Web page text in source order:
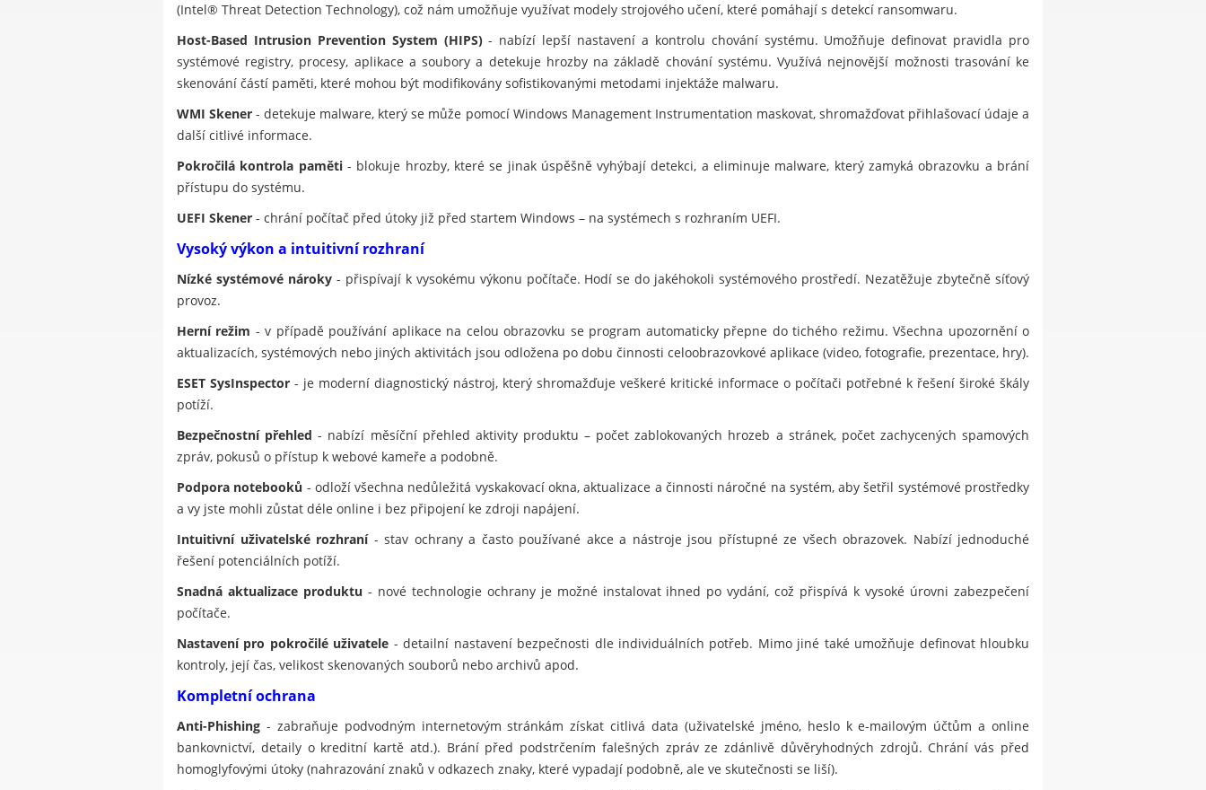
(Intel® Threat Detection Technology), což nám umožňuje využívat modely strojového učení, které pomáhají s detekcí ransomwaru.
Host-Based Intrusion Prevention System (HIPS)- nabízí lepší nastavení a kontrolu chování systému. Umožňuje definovat pravidla pro
systémové registry, procesy, aplikace a soubory a detekuje hrozby na základě chování systému. Využívá nejnovější možnosti trasování ke
skenování částí paměti, které mohou být modifikovány sofistikovanými metodami injektáže malwaru.
WMI Skener - detekuje malware, který se může pomocí Windows Management Instrumentation maskovat, shromažďovat přihlašovací údaje a
další citlivé informace.
Pokročilá kontrola paměti- blokuje hrozby, které se jinak úspěšně vyhýbají detekci, a eliminuje malware, který zamyká obrazovku a brání
přístupu do systému.
UEFI Skener - chrání počítač před útoky již před startem Windows – na systémech s rozhraním UEFI.
Vysoký výkon a intuitivní rozhraní
Nízké systémové nároky- přispívají k vysokému výkonu počítače. Hodí se do jakéhokoli systémového prostředí. Nezatěžuje zbytečně síťový
provoz.
Herní režim - v případě používání aplikace na celou obrazovku se program automaticky přepne do tichého režimu. Všechna upozornění o
aktualizacích, systémových nebo jiných aktivitách jsou odložena po dobu činnosti celoobrazovkové aplikace (video, fotografie, prezentace, hry).
ESET SysInspector - je moderní diagnostický nástroj, který shromažďuje veškeré kritické informace o počítači potřebné k řešení široké škály
potíží.
Bezpečnostní přehled - nabízí měsíční přehled aktivity produktu – počet zablokovaných hrozeb a stránek, počet zachycených spamových
zpráv, pokusů o přístup k webové kameře a podobně.
Podpora notebooků - odloží všechna nedůležitá vyskakovací okna, aktualizace a činnosti náročné na systém, aby šetřil systémové prostředky
a vy jste mohli zůstat déle online i bez připojení ke zdroji napájení.
Intuitivní uživatelské rozhraní- stav ochrany a často používané akce a nástroje jsou přístupné ze všech obrazovek. Nabízí jednoduché
řešení potenciálních potíží.
Snadná aktualizace produktu - nové technologie ochrany je možné instalovat ihned po vydání, což přispívá k vysoké úrovni zabezpečení
počítače.
Nastavení pro pokročilé uživatele - detailní nastavení bezpečnosti dle individuálních potřeb. Mimo jiné také umožňuje definovat hloubku
kontroly, její čas, velikost skenovaných souborů nebo archivů apod.
Kompletní ochrana
Anti-Phishing - zabraňuje podvodným internetovým stránkám získat citlivá data (uživatelské jméno, heslo k e-mailovým účtům a online
bankovnictví, detaily o kreditní kartě atd.). Brání před podstrčením falešných zpráv ze zdánlivě důvěryhodných zdrojů. Chrání vás před
homoglyfovými útoky (nahrazování znaků v odkazech znaky, které vypadají podobně, ale ve skutečnosti se liší).